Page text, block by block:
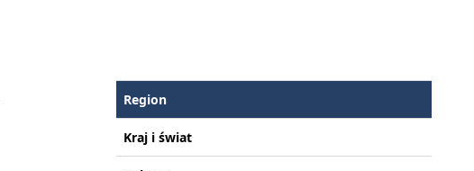
Region
Kraj i świat